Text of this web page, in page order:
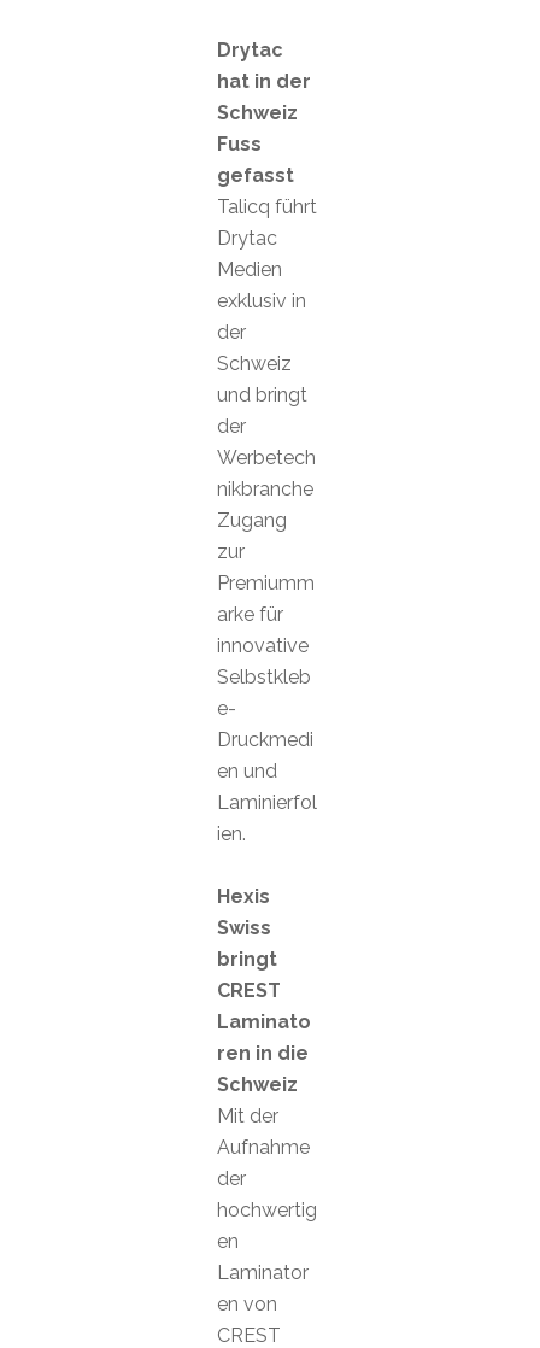
Drytac
hat in der
Schweiz
Fuss
gefasst
Talicq führt
Drytac
Medien
exklusiv in
der
Schweiz
und bringt
der
Werbetech
nikbranche
Zugang
zur
Premiumm
arke für
innovative
Selbstkleb
e-
Druckmedi
en und
Laminierfol
ien.
Hexis
Swiss
bringt
CREST
Laminato
ren in die
Schweiz
Mit der
Aufnahme
der
hochwertig
en
Laminator
en von
CREST